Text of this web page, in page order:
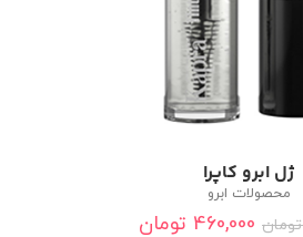
ژل ابرو کاپرا
محصولات ابرو
تومان 460,000 تومان